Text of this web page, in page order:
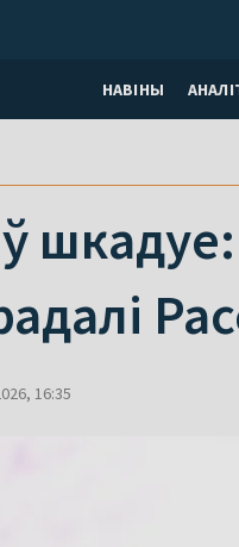
НАВІНЫ
16:35